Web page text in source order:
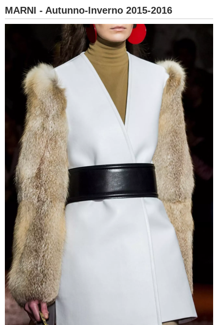
MARNI - Autunno-Inverno 2015-2016